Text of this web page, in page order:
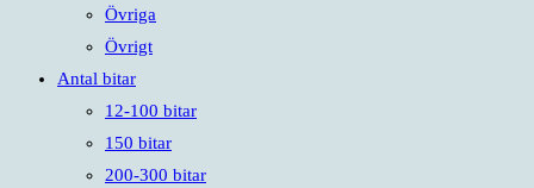
Övriga
Övrigt
Antal bitar
12-100 bitar
150 bitar
200-300 bitar